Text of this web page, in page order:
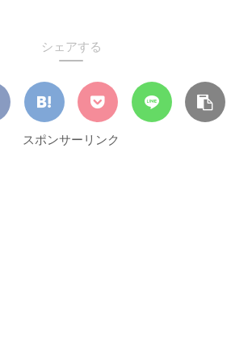
シェアする
スポンサーリンク